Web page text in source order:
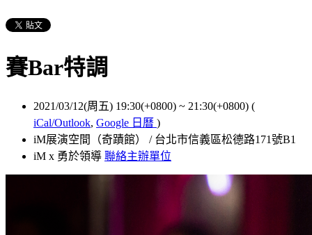
賽Bar特調
2021/03/12(周五) 19:30(+0800) ~ 21:30(+0800) (
iCal/Outlook, Google 日曆 )
iM展演空間（奇蹟館） / 台北市信義區松德路171號B1
iM x 勇於領導 聯絡主辦單位